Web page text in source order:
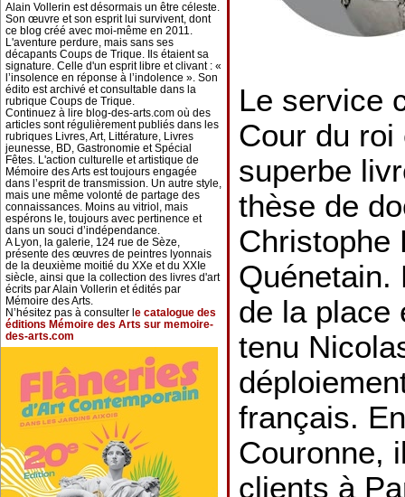
Alain Vollerin est désormais un être céleste.
Son œuvre et son esprit lui survivent, dont
ce blog créé avec moi-même en 2011.
L'aventure perdure, mais sans ses
décapants Coups de Trique. Ils étaient sa
signature. Celle d'un esprit libre et clivant : «
l’insolence en réponse à l’indolence ». Son
édito est archivé et consultable dans la
rubrique Coups de Trique.
Continuez à lire blog-des-arts.com où des
articles sont régulièrement publiés dans les
rubriques Livres, Art, Littérature, Livres
jeunesse, BD, Gastronomie et Spécial
Fêtes. L'action culturelle et artistique de
Mémoire des Arts est toujours engagée
dans l’esprit de transmission. Un autre style,
mais une même volonté de partage des
connaissances. Moins au vitriol, mais
espérons le, toujours avec pertinence et
dans un souci d’indépendance.
A Lyon, la galerie, 124 rue de Sèze,
présente des œuvres de peintres lyonnais
de la deuxième moitié du XXe et du XXIe
siècle, ainsi que la collection des livres d'art
écrits par Alain Vollerin et édités par
Mémoire des Arts.
N’hésitez pas à consulter l e catalogue des
éditions Mémoire des Arts sur memoire-
des-arts.com
Le service
Cour du
superbe
thèse de
Christophe
Quénetain.
de la place
tenu
français.
Couronne,
clients à